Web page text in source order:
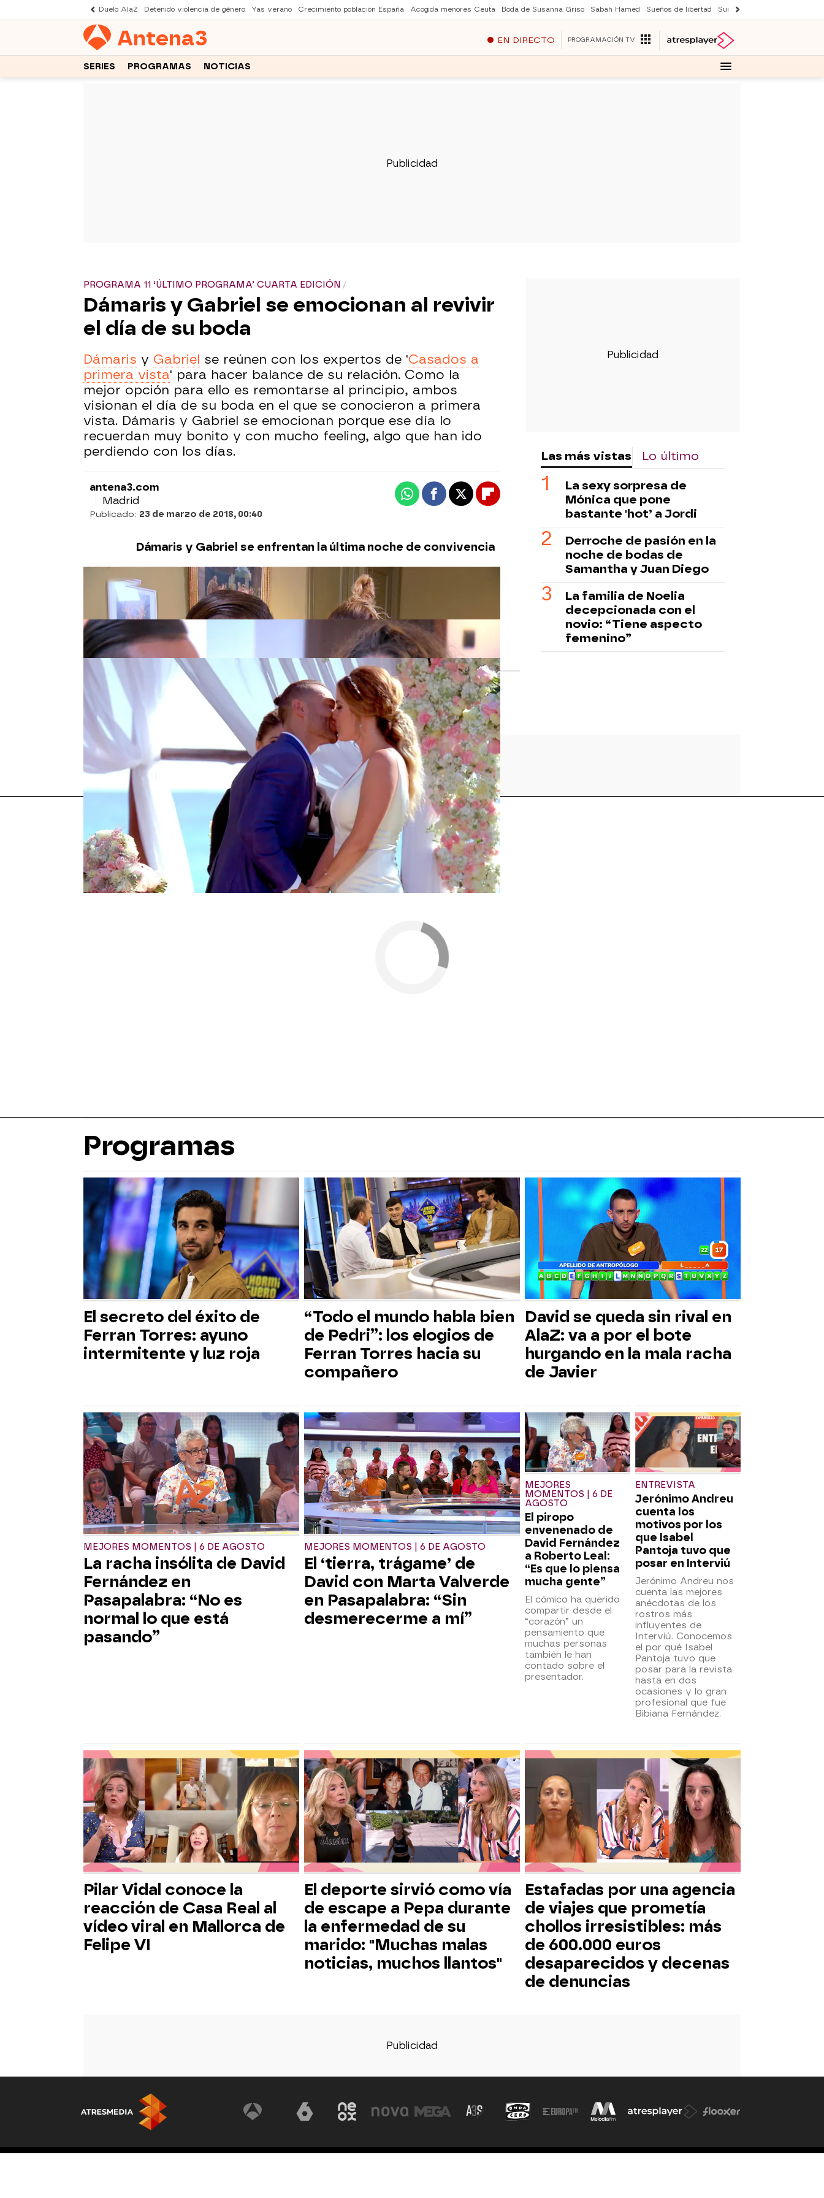
Duelo AlaZ Detenido violencia de género Yas verano Crecimiento población España Acogida menores Ceuta Boda de Susanna Griso Sabah Hamed Sueños de libertad Suri y Tom Cruise
Antena3 EN DIRECTO PROGRAMACIÓN TV
SERIES PROGRAMAS NOTICIAS
PROGRAMA 11 ‘ÚLTIMO PROGRAMA’ CUARTA EDICIÓN
Dámaris y Gabriel se emocionan al revivir
el día de su boda
Dámaris y Gabriel se reúnen con los expertos de 'Casados a
primera vista' para hacer balance de su relación. Como la
mejor opción para ello es remontarse al principio, ambos
visionan el día de su boda en el que se conocieron a primera
vista. Dámaris y Gabriel se emocionan porque ese día lo
recuerdan muy bonito y con mucho feeling, algo que han ido
perdiendo con los días.
antena3.com
Madrid
Publicado: 23 de marzo de 2018, 00:40
WhatsappFacebook
X Flipboard
Dámaris y Gabriel se enfrentan la última noche de convivencia
Tensión entre Dámaris y Gabriel ante la pregunta, ¿te gustaría
tener sexo con tu pareja?
Dámaris y Gabriel sellan su matrimonio con un bonito beso
Más sobre este tema:
Casados a primera vista
Las más vistas Lo último
La sexy sorpresa de
Mónica que pone
bastante 'hot’ a Jordi
Derroche de pasión en la
noche de bodas de
Samantha y Juan Diego
La familia de Noelia
decepcionada con el
novio: “Tiene aspecto
femenino”
Programas
El secreto del éxito de
Ferran Torres: ayuno
intermitente y luz roja
“Todo el mundo habla bien
de Pedri”: los elogios de
Ferran Torres hacia su
compañero
David se queda sin rival en
AlaZ: va a por el bote
hurgando en la mala racha
de Javier
MEJORES MOMENTOS | 6 DE AGOSTO
La racha insólita de David
Fernández en
Pasapalabra: “No es
normal lo que está
pasando”
MEJORES MOMENTOS | 6 DE AGOSTO
El ‘tierra, trágame’ de
David con Marta Valverde
en Pasapalabra: “Sin
desmerecerme a mí”
MEJORES
MOMENTOS | 6 DE
AGOSTO
El piropo
envenenado de
David Fernández
a Roberto Leal:
“Es que lo piensa
mucha gente”
El cómico ha querido
compartir desde el
“corazón” un
pensamiento que
muchas personas
también le han
contado sobre el
presentador.
ENTREVISTA
Jerónimo Andreu
cuenta los
motivos por los
que Isabel
Pantoja tuvo que
posar en Interviú
Jerónimo Andreu nos
cuenta las mejores
anécdotas de los
rostros más
influyentes de
Interviú. Conocemos
el por qué Isabel
Pantoja tuvo que
posar para la revista
hasta en dos
ocasiones y lo gran
profesional que fue
Bibiana Fernández.
Pilar Vidal conoce la
reacción de Casa Real al
vídeo viral en Mallorca de
Felipe VI
El deporte sirvió como vía
de escape a Pepa durante
la enfermedad de su
marido: "Muchas malas
noticias, muchos llantos"
Estafadas por una agencia
de viajes que prometía
chollos irresistibles: más
de 600.000 euros
desaparecidos y decenas
de denuncias